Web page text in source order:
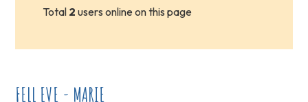
Total 2 users online on this page
FELL EVE - MARIE